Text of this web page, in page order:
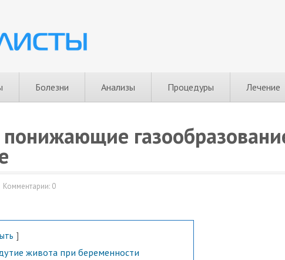
Болезни Анализы Процедуры Лечение
Комментарии: 0
живота при беременности